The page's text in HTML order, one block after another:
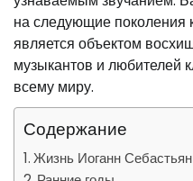
на следующие поколения
является объектом
музыкантов и любителей
всему миру.
Содержание
Жизнь Иоганн